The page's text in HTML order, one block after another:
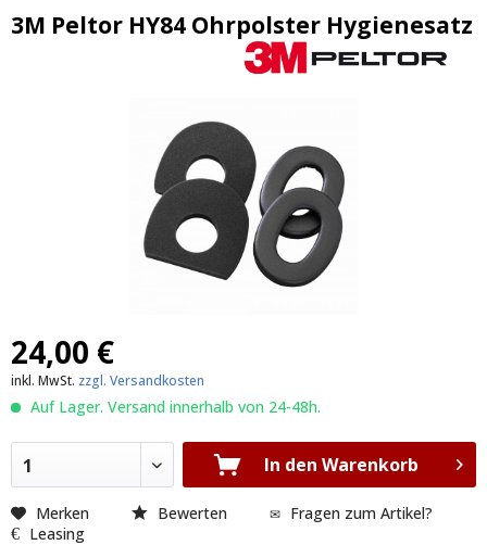
3M Peltor HY84 Ohrpolster Hygienesatz
24,00 €
inkl. MwSt. zzgl. Versandkosten
Auf Lager. Versand innerhalb von 24-48h.
1 In den Warenkorb
Merken Bewerten
Fragen zum Artikel?
Leasing